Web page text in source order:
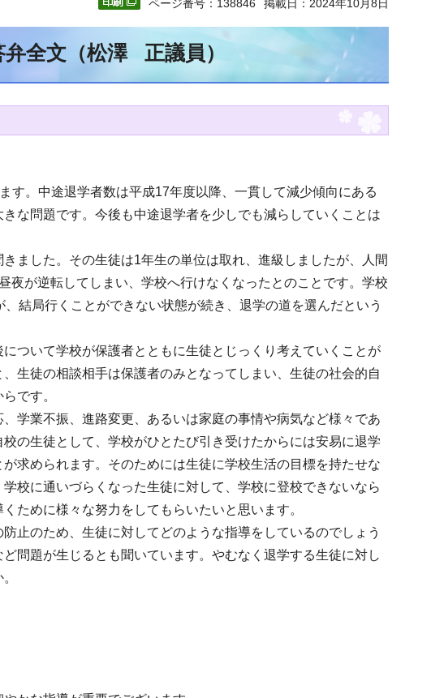
ページ番号：138846 掲載日：2024年10月8日
全文（松澤 正議員）
す。中途退学者数は平成17年度以降、一貫して減少傾向にある
な問題です。今後も中途退学者を少しでも減らしていくことは
ました。その生徒は1年生の単位は取れ、進級しましたが、人間
が逆転してしまい、学校へ行けなくなったとのことです。学校
結局行くことができない状態が続き、退学の道を選んだという
ついて学校が保護者とともに生徒とじっくり考えていくことが
生徒の相談相手は保護者のみとなってしまい、生徒の社会的自
です。
学業不振、進路変更、あるいは家庭の事情や病気など様々であ
の生徒として、学校がひとたび引き受けたからには安易に退学
求められます。そのためには生徒に学校生活の目標を持たせな
校に通いづらくなった生徒に対して、学校に登校できないなら
ために様々な努力をしてもらいたいと思います。
止のため、生徒に対してどのような指導をしているのでしょう
問題が生じるとも聞いています。やむなく退学する生徒に対し